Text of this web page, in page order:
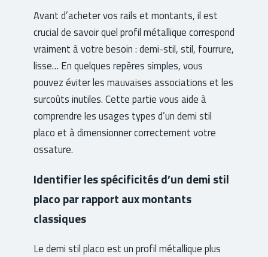
Avant d’acheter vos rails et montants, il est
crucial de savoir quel profil métallique correspond
vraiment à votre besoin : demi-stil, stil, fourrure,
lisse… En quelques repères simples, vous
pouvez éviter les mauvaises associations et les
surcoûts inutiles. Cette partie vous aide à
comprendre les usages types d’un demi stil
placo et à dimensionner correctement votre
ossature.
Identifier les spécificités d’un demi stil
placo par rapport aux montants
classiques
Le demi stil placo est un profil métallique plus